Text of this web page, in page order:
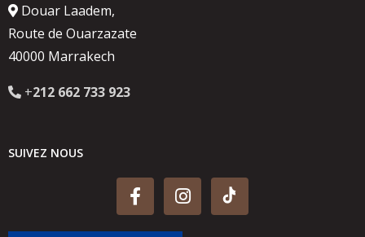
Douar Laadem,
Route de Ouarzazate
40000 Marrakech
+212 662 733 923
SUIVEZ NOUS